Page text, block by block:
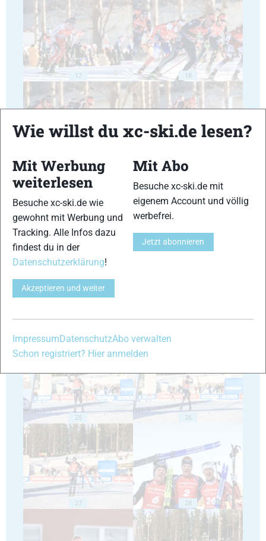
17 18
21 22
25 26
27 28
Wie willst du xc-ski.de lesen?
Mit Werbung
weiterlesen
Besuche xc-ski.de wie
gewohnt mit Werbung und
Tracking. Alle Infos dazu
findest du in der
Datenschutzerklärung!
Akzeptieren und weiter
Mit Abo
Besuche xc-ski.de mit
eigenem Account und völlig
werbefrei.
Jetzt abonnieren
ImpressumDatenschutzAbo verwalten
Schon registriert? Hier anmelden